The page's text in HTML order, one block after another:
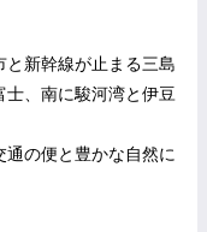
新幹線が止まる三島
、南に駿河湾と伊豆
通の便と豊かな自然に